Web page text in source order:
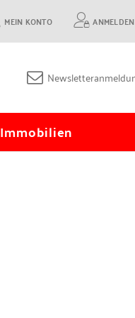
MEIN KONTO ANMELDEN
Immobilien